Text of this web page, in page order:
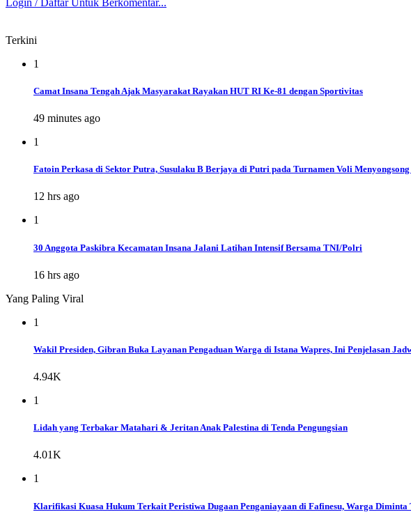
Terkini
1
Camat Insana Tengah Ajak Masyarakat Rayakan HUT RI Ke-81 dengan Sportivitas
49 minutes ago
1
Fatoin Perkasa di Sektor Putra, Susulaku B Berjaya di Putri pada Turnamen Voli
12 hrs ago
1
30 Anggota Paskibra Kecamatan Insana Jalani Latihan Intensif Bersama TNI/Polri
16 hrs ago
Yang Paling Viral
1
Wakil Presiden, Gibran Buka Layanan Pengaduan Warga di Istana Wapres, Ini Penjelasan
4.94K
1
Lidah yang Terbakar Matahari & Jeritan Anak Palestina di Tenda Pengungsian
4.01K
1
Klarifikasi Kuasa Hukum Terkait Peristiwa Dugaan Penganiayaan di Fafinesu, Warga Diminta